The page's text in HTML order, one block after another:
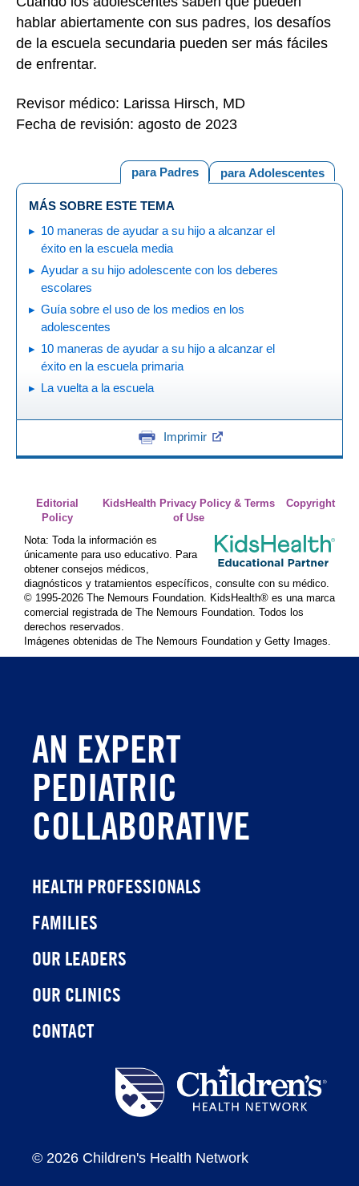
hablar abiertamente con sus padres, los desafíos
de la escuela secundaria pueden ser más fáciles
de enfrentar.
Revisor médico: Larissa Hirsch, MD
Fecha de revisión: agosto de 2023
para Adolescentes
para Padres
MÁS SOBRE ESTE TEMA
10 maneras de ayudar a su hijo a alcanzar el
éxito en la escuela media
Ayudar a su hijo adolescente con los deberes
escolares
Guía sobre el uso de los medios en los
adolescentes
10 maneras de ayudar a su hijo a alcanzar el
éxito en la escuela primaria
La vuelta a la escuela
Imprimir
Editorial
Policy
KidsHealth Privacy Policy & Terms
of Use
Copyright
Nota: Toda la información es
únicamente para uso educativo. Para
obtener consejos médicos,
diagnósticos y tratamientos específicos, consulte con su médico.
© 1995-2026 The Nemours Foundation. KidsHealth® es una marca
comercial registrada de The Nemours Foundation. Todos los
derechos reservados.
Imágenes obtenidas de The Nemours Foundation y Getty Images.
AN EXPERT
PEDIATRIC
COLLABORATIVE
HEALTH PROFESSIONALS
FAMILIES
OUR LEADERS
OUR CLINICS
CONTACT
© 2026 Children's Health Network